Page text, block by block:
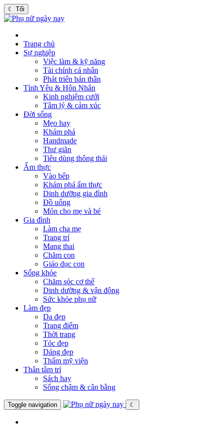
☾ Tối
Trang chủ
Sự nghiệp
Việc làm & kỹ năng
Tài chính cá nhân
Phát triển bản thân
Tình Yêu & Hôn Nhân
Kinh nghiệm cưới
Tâm lý & cảm xúc
Đời sống
Mẹo hay
Khám phá
Handmade
Thư giãn
Tiêu dùng thông thái
Ẩm thực
Vào bếp
Khám phá ẩm thực
Dinh dưỡng gia đình
Đồ uống
Món cho mẹ và bé
Gia đình
Làm cha mẹ
Trang trí
Mang thai
Chăm con
Giáo dục con
Sống khỏe
Chăm sóc cơ thể
Dinh dưỡng & vận động
Sức khỏe phụ nữ
Làm đẹp
Da đẹp
Trang điểm
Thời trang
Tóc đẹp
Dáng đẹp
Thẩm mỹ viện
Thân tâm trí
Sách hay
Sống chậm & cân bằng
Toggle navigation ☾